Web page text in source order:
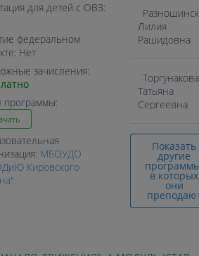
для детей с ОВЗ:
федеральном
Нет
зачисления:
программы:
МБОУДО
Кировского
Лилия
Рашидовна
Торгунакова
Татьяна
Сергеевна
Показать
другие
в которых
они